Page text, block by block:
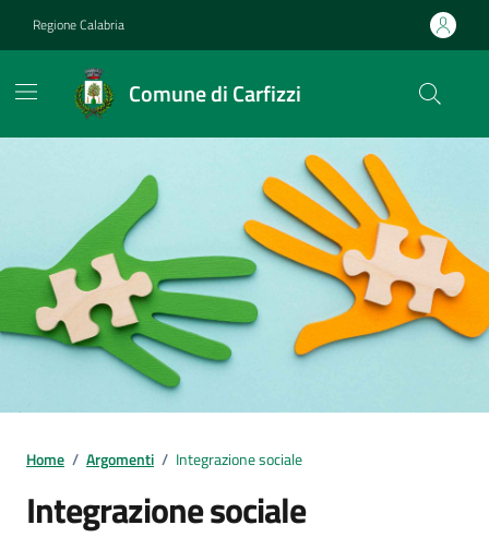
Regione Calabria
Comune di Carfizzi
Home / Argomenti / Integrazione sociale
Integrazione sociale